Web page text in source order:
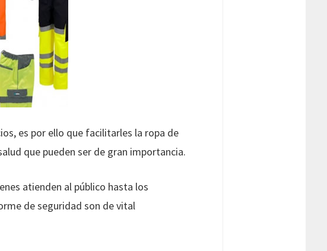
es por ello que facilitarles la ropa de
que pueden ser de gran importancia.
atienden al público hasta los
de seguridad son de vital